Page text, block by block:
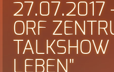
27.07.2017
ORF
LEBEN"